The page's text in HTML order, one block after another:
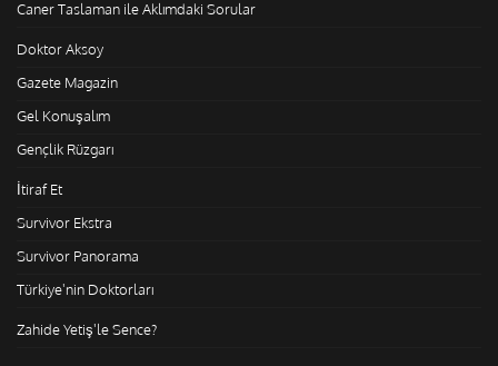
Caner Taslaman ile Aklımdaki Sorular
Doktor Aksoy
Gazete Magazin
Gel Konuşalım
Gençlik Rüzgarı
İtiraf Et
Survivor Ekstra
Survivor Panorama
Türkiye'nin Doktorları
Zahide Yetiş'le Sence?